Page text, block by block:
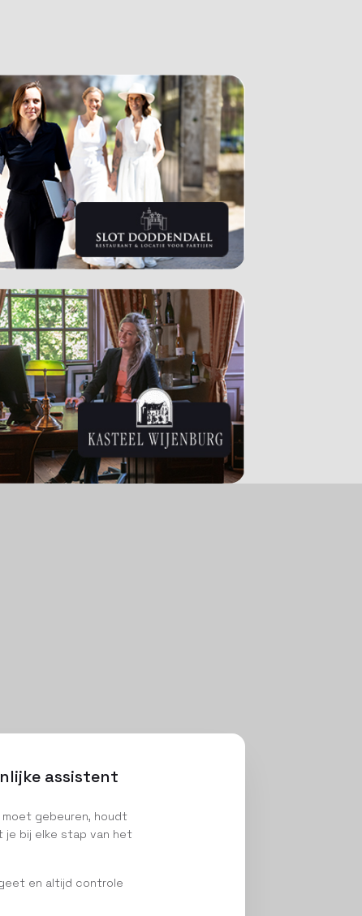
assistent
gebeuren, houdt
je bij elke stap van het
en altijd controle